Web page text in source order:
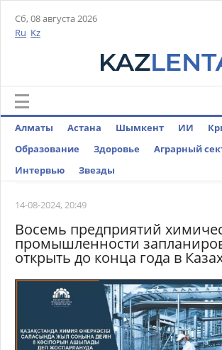
Сб, 08 августа 2026
Ru Kz
Алматы Астана Шымкент ИИ
Образование
Здоровье Аграрный
Интервью
Звезды
14-08-2024, 20:49
Восемь предприятий
промышленности
открыть до конца года в